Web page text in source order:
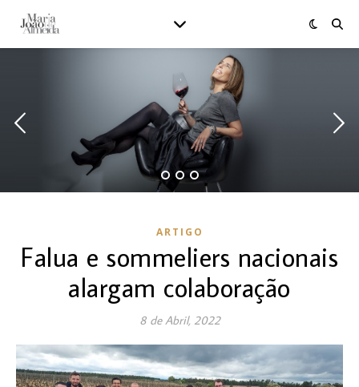
ARTIGO
Falua e sommeliers nacionais
alargam colaboração
8 de Abril, 2022